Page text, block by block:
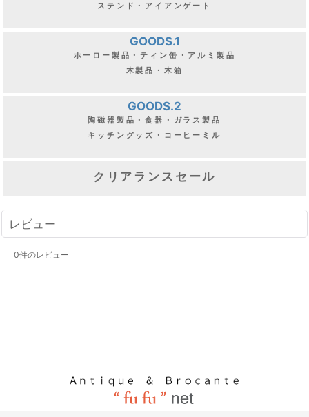
ステンド・アイアンゲート
GOODS.1
ホーロー製品・ティン缶・アルミ製品
木製品・木箱
GOODS.2
陶磁器製品・食器・ガラス製品
キッチングッズ・コーヒーミル
クリアランスセール
レビュー
0件のレビュー